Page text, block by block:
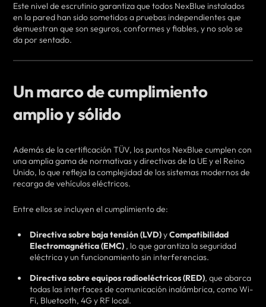
Este nivel de escrutinio garantiza que todos NexBlue instalados
en la pared han sido sometidos a pruebas independientes que
demuestran que son seguros, conformes y fiables, y no solo se
da por sentado.
Un marco de cumplimiento
amplio y sólido
Además de la certificación TÜV, los puntos NexBlue cumplen con
una amplia gama de normativas y directivas de la UE y el Reino
Unido, lo que refleja la complejidad de los sistemas modernos de
recarga de vehículos eléctricos.
Entre ellos se incluyen el cumplimiento de:
Directiva sobre baja tensión (LVD)yCompatibilidad
Electromagnética (EMC) , lo que garantiza la seguridad
eléctrica y un funcionamiento sin interferencias.
Directiva sobre equipos radioeléctricos (RED), que abarca
todas las interfaces de comunicación inalámbrica, como Wi-
Fi, Bluetooth, 4G y RF local.